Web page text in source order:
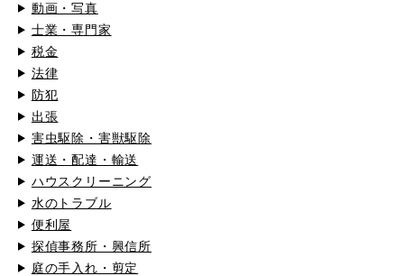
動画・写真
士業・専門家
税金
法律
防犯
出張
害虫駆除・害獣駆除
運送・配達・輸送
ハウスクリーニング
水のトラブル
便利屋
探偵事務所・興信所
庭の手入れ・剪定